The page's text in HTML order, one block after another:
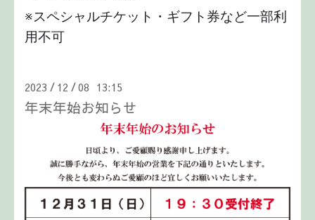
※スペシャルチケット・ギフト券など一部利
用不可
2023 / 12 /08 13:15
年末年始お知らせ